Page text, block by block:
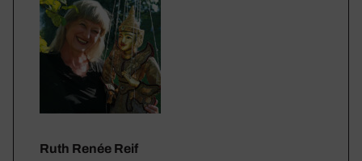
Ruth Renée Reif